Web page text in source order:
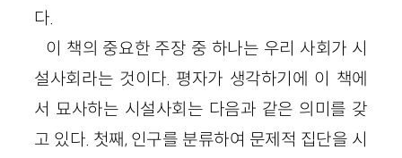
다.
이 책의 중요한 주장 중 하나는 우리 사회가 시
설사회라는 것이다. 평자가 생각하기에 이 책에
서 묘사하는 시설사회는 다음과 같은 의미를 갖
고 있다. 첫째, 인구를 분류하여 문제적 집단을 시